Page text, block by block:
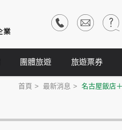
團體旅遊 旅遊票券
首頁 最新消息 名古屋飯店